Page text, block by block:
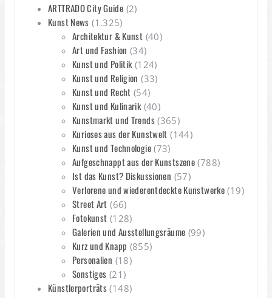
ARTTRADO City Guide (2)
Kunst News (1.325)
Architektur & Kunst (40)
Art und Fashion (34)
Kunst und Politik(124)
Kunst und Religion (33)
Kunst und Recht (54)
Kunst und Kulinarik(40)
Kunstmarkt und Trends(365)
Kurioses aus der Kunstwelt (144)
Kunst und Technologie(73)
Aufgeschnappt aus der Kunstszene (788)
Ist das Kunst? Diskussionen (57)
Verlorene und wiederentdeckte Kunstwerke (19)
Street Art (66)
Fotokunst (128)
Galerien und Ausstellungsräume (99)
Kurz und Knapp (855)
Personalien (18)
Sonstiges (21)
Künstlerporträts (148)